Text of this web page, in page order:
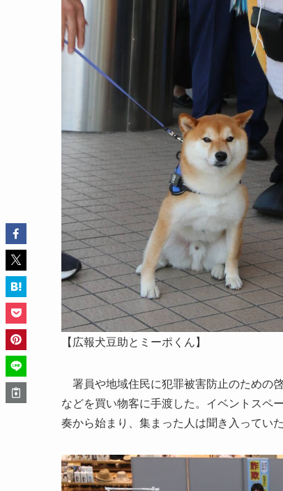
【広報犬豆助とミーポくん】
署員や地域住民に犯罪被害防止のための
などを買い物客に手渡した。イベントスペ
奏から始まり、集まった人は聞き入っていた